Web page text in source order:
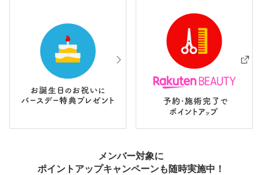
メンバー対象に
ポイントアップキャンペーンも随時実施中！